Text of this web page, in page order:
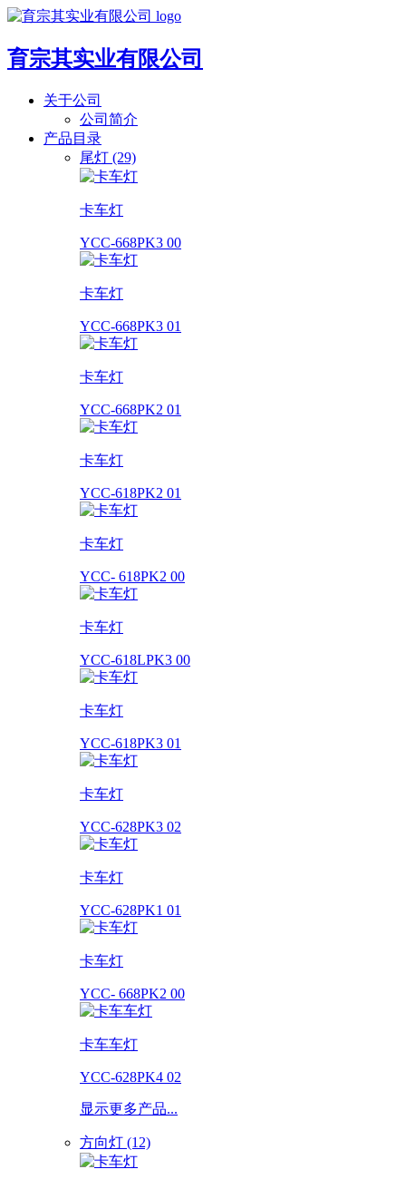
育宗其实业有限公司
关于公司
公司简介
产品目录
尾灯 (29)
卡车灯
YCC-668PK3 00
卡车灯
YCC-668PK3 01
卡车灯
YCC-668PK2 01
卡车灯
YCC-618PK2 01
卡车灯
YCC- 618PK2 00
卡车灯
YCC-618LPK3 00
卡车灯
YCC-618PK3 01
卡车灯
YCC-628PK3 02
卡车灯
YCC-628PK1 01
卡车灯
YCC- 668PK2 00
卡车车灯
YCC-628PK4 02
显示更多产品...
方向灯 (12)